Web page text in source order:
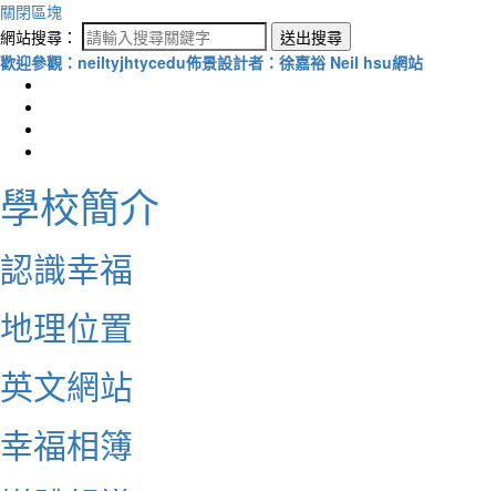
關閉區塊
網站搜尋：
送出搜尋
歡迎參觀：neiltyjhtycedu佈景設計者：徐嘉裕 Neil hsu網站
學校簡介
認識幸福
地理位置
英文網站
幸福相簿